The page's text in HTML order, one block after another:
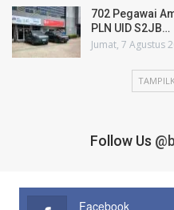
702 Pegawai
PLN UID S2JB…
Jumat, 7 Agustus
Follow Us
Facebook